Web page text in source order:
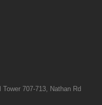
Tower 707-713, Nathan Rd